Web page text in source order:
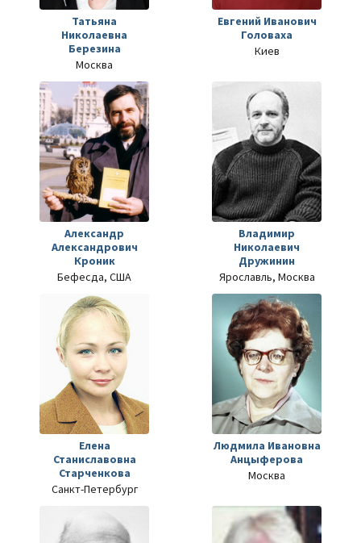
Татьяна
Николаевна
Березина
Москва
Евгений Иванович
Головаха
Киев
Александр
Александрович
Кроник
Бефесда, США
Владимир
Николаевич
Дружинин
Ярославль, Москва
Елена
Станиславовна
Старченкова
Санкт-Петербург
Людмила Ивановна
Анцыферова
Москва